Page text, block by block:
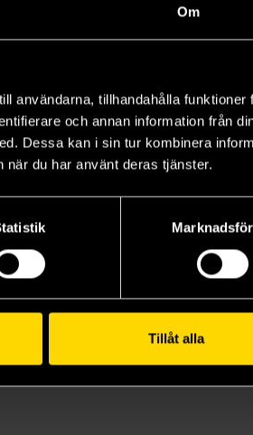
Om
användarna, tillhandahålla funktioner
och annan information från
Dessa kan i sin tur kombinera
du har använt deras tjänster.
Tillåt alla